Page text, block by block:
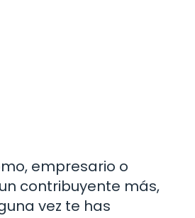
empresario o
contribuyente más,
vez te has